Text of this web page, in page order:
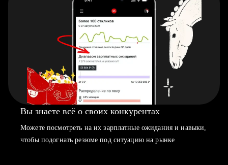
Вы знаете всё о своих конкурентах
Можете посмотреть на их зарплатные ожидания и навыки,
чтобы подогнать резюме под ситуацию на рынке